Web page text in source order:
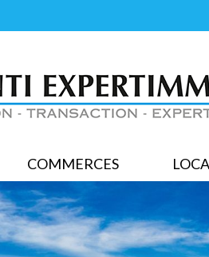
COMMERCES